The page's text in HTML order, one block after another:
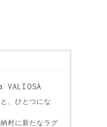
、ひとつにな
村に新たなラグ